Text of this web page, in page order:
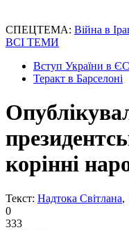
СПЕЦТЕМА: Війна в
ВСІ ТЕМИ
Вступ України в ЄС
Теракт в Барселоні
корінні
Текст: Надтока Світлана,
0
333